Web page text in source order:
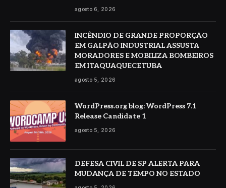
agosto 6, 2026
INCÊNDIO DE GRANDE PROPORÇÃO
EM GALPÃO INDUSTRIAL ASSUSTA
MORADORES E MOBILIZA BOMBEIROS
EM ITAQUAQUECETUBA
agosto 5, 2026
WordPress.org blog: WordPress 7.1
Release Candidate 1
agosto 5, 2026
DEFESA CIVIL DE SP ALERTA PARA
MUDANÇA DE TEMPO NO ESTADO